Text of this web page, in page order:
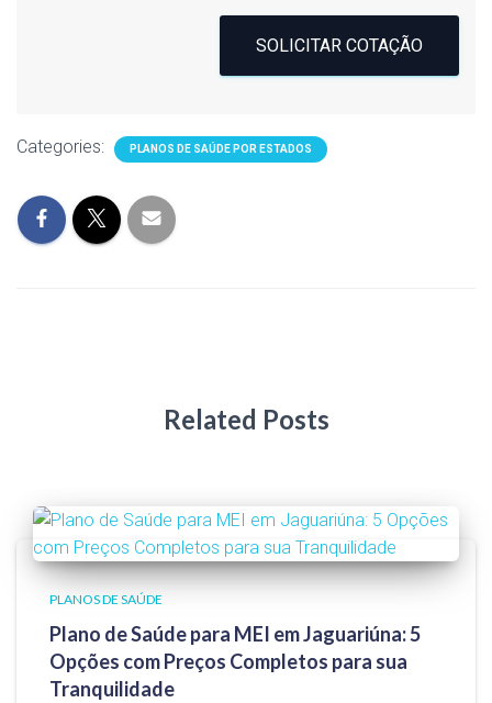
SOLICITAR COTAÇÃO
Categories: PLANOS DE SAÚDE POR ESTADOS
Related Posts
PLANOS DE SAÚDE
Plano de Saúde para MEI em Jaguariúna: 5
Opções com Preços Completos para sua
Tranquilidade